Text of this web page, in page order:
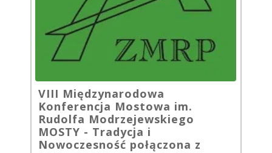
VIII Międzynarodowa
Konferencja Mostowa im.
Rudolfa Modrzejewskiego
MOSTY - Tradycja i
Nowoczesność połączona z